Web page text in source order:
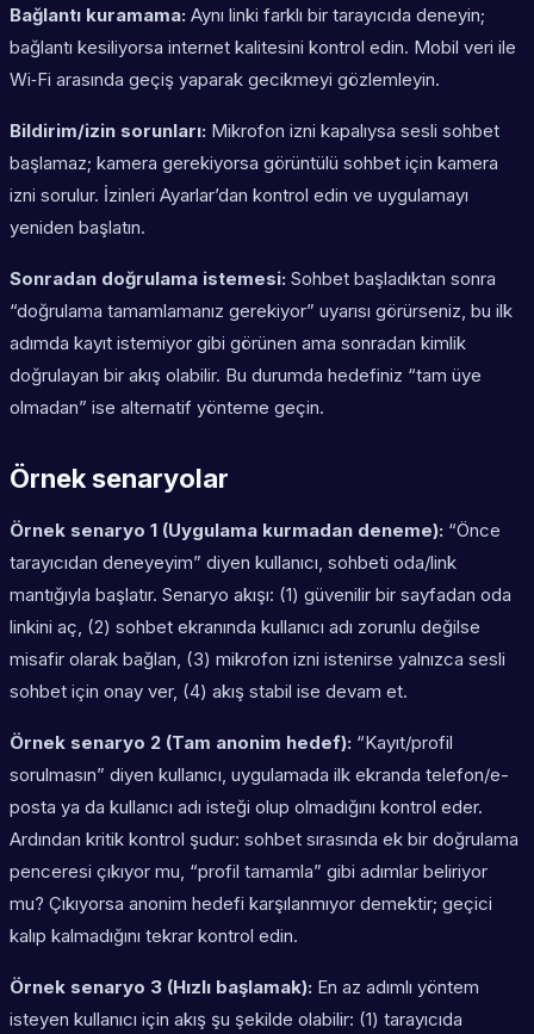
Bağlantı kuramama: Aynı linki farklı bir tarayıcıda deneyin;
bağlantı kesiliyorsa internet kalitesini kontrol edin. Mobil veri ile
Wi‑Fi arasında geçiş yaparak gecikmeyi gözlemleyin.
Bildirim/izin sorunları: Mikrofon izni kapalıysa sesli sohbet
başlamaz; kamera gerekiyorsa görüntülü sohbet için kamera
izni sorulur. İzinleri Ayarlar’dan kontrol edin ve uygulamayı
yeniden başlatın.
Sonradan doğrulama istemesi: Sohbet başladıktan sonra
“doğrulama tamamlamanız gerekiyor” uyarısı görürseniz, bu ilk
adımda kayıt istemiyor gibi görünen ama sonradan kimlik
doğrulayan bir akış olabilir. Bu durumda hedefiniz “tam üye
olmadan” ise alternatif yönteme geçin.
Örnek senaryolar
Örnek senaryo 1 (Uygulama kurmadan deneme): “Önce
tarayıcıdan deneyeyim” diyen kullanıcı, sohbeti oda/link
mantığıyla başlatır. Senaryo akışı: (1) güvenilir bir sayfadan oda
linkini aç, (2) sohbet ekranında kullanıcı adı zorunlu değilse
misafir olarak bağlan, (3) mikrofon izni istenirse yalnızca sesli
sohbet için onay ver, (4) akış stabil ise devam et.
Örnek senaryo 2 (Tam anonim hedef): “Kayıt/profil
sorulmasın” diyen kullanıcı, uygulamada ilk ekranda telefon/e-
posta ya da kullanıcı adı isteği olup olmadığını kontrol eder.
Ardından kritik kontrol şudur: sohbet sırasında ek bir doğrulama
penceresi çıkıyor mu, “profil tamamla” gibi adımlar beliriyor
mu? Çıkıyorsa anonim hedefi karşılanmıyor demektir; geçici
kalıp kalmadığını tekrar kontrol edin.
Örnek senaryo 3 (Hızlı başlamak): En az adımlı yöntem
isteyen kullanıcı için akış şu şekilde olabilir: (1) tarayıcıda